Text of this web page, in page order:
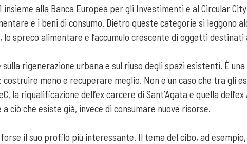
alla Banca Europea per gli Investimenti e al Circular
e i beni di consumo. Dietro queste categorie si leggono
spreco alimentare e l’accumulo crescente di oggetti
rigenerazione urbana e sul riuso degli spazi esistenti. È
meno e recuperare meglio. Non è un caso che tra gli
la riqualificazione dell’ex carcere di Sant’Agata e quella
ciò che esiste già, invece di consumare nuove risorse.
il suo profilo più interessante. Il tema del cibo, ad